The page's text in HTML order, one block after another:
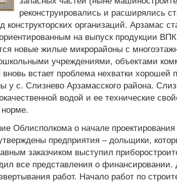
реконструировались и расширялись
конструкторских организаций. Арзамас
на выпуск продукции
новые жилые микрорайоны с
учреждениями, объектами
вновь встает проблема нехватки хорошей
у с. Слизнево Арзамасского района.
водой и ее технические
Облисполкома о начале проектирования
предприятия – дольщики,
заказчиком выступил
все представления о финансировании.
работ. Начало работ по